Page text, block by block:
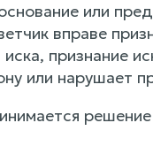
или
вправе
признание
или нарушает